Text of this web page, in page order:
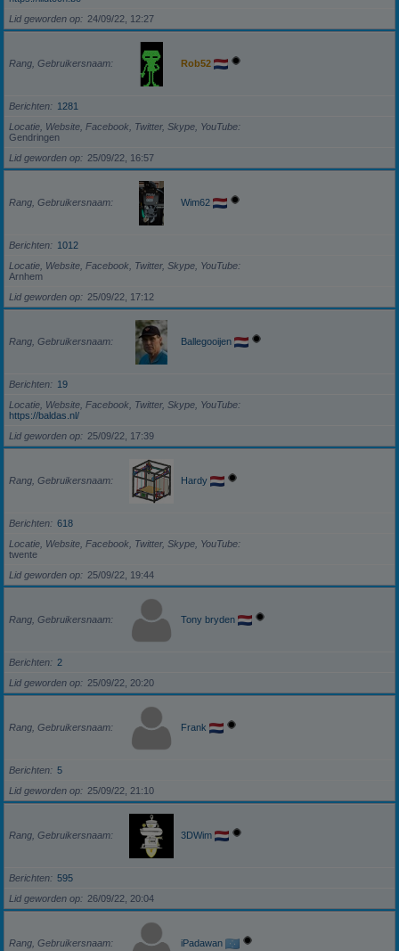
Lid geworden op
24/09/22, 12:27
Rang, Gebruikersnaam Rob52
Berichten
1281
Locatie, Website, Facebook, Twitter, Skype, YouTube
Gendringen
Lid geworden op
25/09/22, 16:57
Rang, Gebruikersnaam Wim62
Berichten
1012
Locatie, Website, Facebook, Twitter, Skype, YouTube
Arnhem
Lid geworden op
25/09/22, 17:12
Rang, Gebruikersnaam Ballegooijen
Berichten
19
Locatie, Website, Facebook, Twitter, Skype, YouTube
https://baldas.nl/
Lid geworden op
25/09/22, 17:39
Rang, Gebruikersnaam Hardy
Berichten
618
Locatie, Website, Facebook, Twitter, Skype, YouTube
twente
Lid geworden op
25/09/22, 19:44
Rang, Gebruikersnaam Tony bryden
Berichten
2
Lid geworden op
25/09/22, 20:20
Rang, Gebruikersnaam Frank
Berichten
5
Lid geworden op
25/09/22, 21:10
Rang, Gebruikersnaam 3DWim
Berichten
595
Lid geworden op
26/09/22, 20:04
Rang, Gebruikersnaam iPadawan